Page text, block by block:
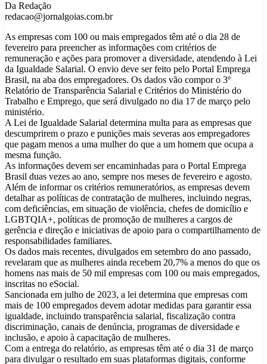
Da Redação
redacao@jornalgoias.com.br
As empresas com 100 ou mais empregados têm até o dia 28 de
fevereiro para preencher as informações com critérios de
remuneração e ações para promover a diversidade, atendendo à Lei
da Igualdade Salarial. O envio deve ser feito pelo Portal Emprega
Brasil, na aba dos empregadores. Os dados vão compor o 3º
Relatório de Transparência Salarial e Critérios do Ministério do
Trabalho e Emprego, que será divulgado no dia 17 de março pelo
ministério.
A Lei de Igualdade Salarial determina multa para as empresas que
descumprirem o prazo e punições mais severas aos empregadores
que pagam menos a uma mulher do que a um homem que ocupa a
mesma função.
As informações devem ser encaminhadas para o Portal Emprega
Brasil duas vezes ao ano, sempre nos meses de fevereiro e agosto.
Além de informar os critérios remuneratórios, as empresas devem
detalhar as políticas de contratação de mulheres, incluindo negras,
com deficiências, em situação de violência, chefes de domicílio e
LGBTQIA+, políticas de promoção de mulheres a cargos de
gerência e direção e iniciativas de apoio para o compartilhamento de
responsabilidades familiares.
Os dados mais recentes, divulgados em setembro do ano passado,
revelaram que as mulheres ainda recebem 20,7% a menos do que os
homens nas mais de 50 mil empresas com 100 ou mais empregados,
inscritas no eSocial.
Sancionada em julho de 2023, a lei determina que empresas com
mais de 100 empregados devem adotar medidas para garantir essa
igualdade, incluindo transparência salarial, fiscalização contra
discriminação, canais de denúncia, programas de diversidade e
inclusão, e apoio à capacitação de mulheres.
Com a entrega do relatório, as empresas têm até o dia 31 de março
para divulgar o resultado em suas plataformas digitais, conforme